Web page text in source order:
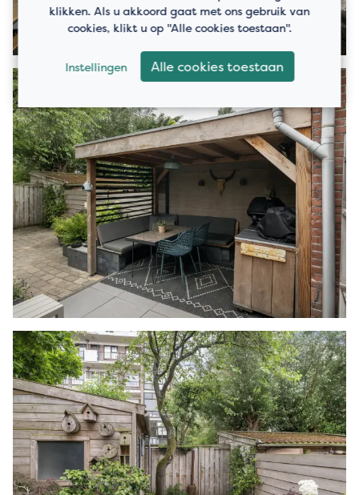
klikken. Als u akkoord gaat met ons gebruik van
cookies, klikt u op "Alle cookies toestaan".
Instellingen Alle cookies toestaan